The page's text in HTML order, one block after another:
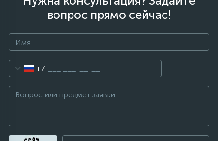
вопрос прямо сейчас!
+7